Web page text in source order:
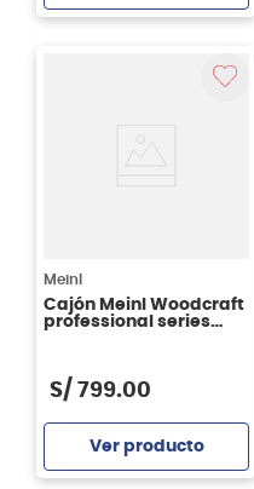
Meinl
Cajón Meinl Woodcraft
professional series
S/ 799.00
Ver producto